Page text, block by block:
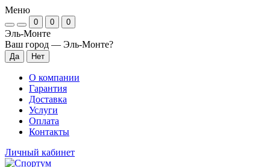
Меню
0 0 0
Эль-Монте
Ваш город — Эль-Монте?
О компании
Гарантия
Доставка
Услуги
Оплата
Контакты
Личный кабинет